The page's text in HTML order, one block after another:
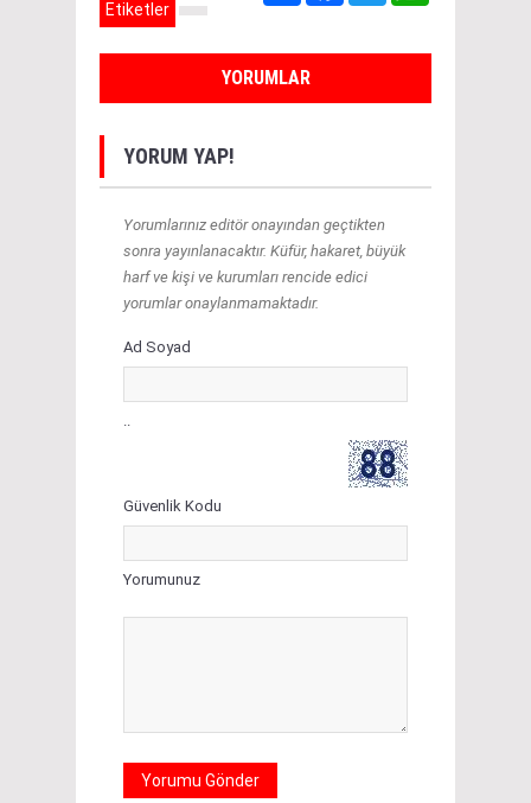
Etiketler
YORUMLAR
YORUM YAP!
Yorumlarınız editör onayından geçtikten
sonra yayınlanacaktır. Küfür, hakaret, büyük
harf ve kişi ve kurumları rencide edici
yorumlar onaylanmamaktadır.
Ad Soyad
Güvenlik Kodu
Yorumunuz